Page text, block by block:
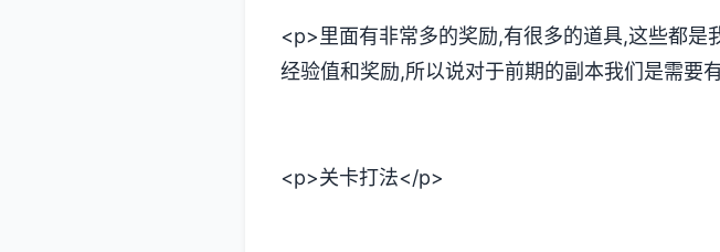
<p>里面有非常多的奖励,有很多的道具,这些都是
经验值和奖励,所以说对于前期的副本我们是需要
<p>关卡打法</p>